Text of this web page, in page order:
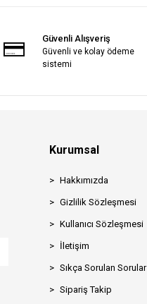
Güvenli Alışveriş
Güvenli ve kolay ödeme
sistemi
Kurumsal
Hakkımızda
Gizlilik Sözleşmesi
Kullanıcı Sözleşmesi
İletişim
Sıkça Sorulan Sorular
Sipariş Takip